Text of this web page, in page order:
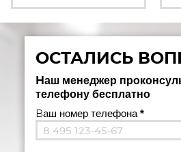
ОСТАЛИСЬ
Наш менеджер
телефону бесплатно
Ваш номер телефона*